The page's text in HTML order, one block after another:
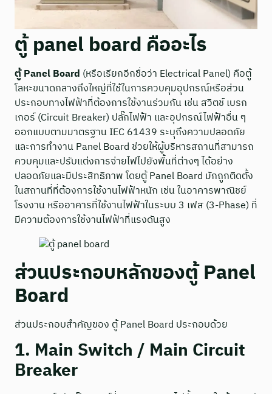
ตู้ panel board คืออะไร
ตู้ Panel Board (หรือเรียกอีกชื่อว่า Electrical Panel) คือตู้
โลหะขนาดกลางถึงใหญ่ที่ใช้ในการควบคุมอุปกรณ์หรือส่วน
ประกอบทางไฟฟ้าที่ต้องการใช้งานร่วมกัน เช่น สวิตช์ เบรก
เกอร์ (Circuit Breaker) ปลั๊กไฟฟ้า และอุปกรณ์ไฟฟ้าอื่น ๆ
ออกแบบตามมาตรฐาน IEC 61439 ระบุถึงความปลอดภัย
และการทำงาน Panel Board ช่วยให้ผู้บริหารสถานที่สามารถ
ควบคุมและปรับแต่งการจ่ายไฟไปยังพื้นที่ต่างๆ ได้อย่าง
ปลอดภัยและมีประสิทธิภาพ โดยตู้ Panel Board มักถูกติดตั้ง
ในสถานที่ที่ต้องการใช้งานไฟฟ้าหนัก เช่น ในอาคารพาณิชย์
โรงงาน หรืออาคารที่ใช้งานไฟฟ้าในระบบ 3 เฟส (3-Phase) ที่
มีความต้องการใช้งานไฟฟ้าที่แรงดันสูง
ส่วนประกอบหลักของตู้ Panel
Board
ส่วนประกอบสำคัญของ ตู้ Panel Board ประกอบด้วย
1. Main Switch / Main Circuit
Breaker